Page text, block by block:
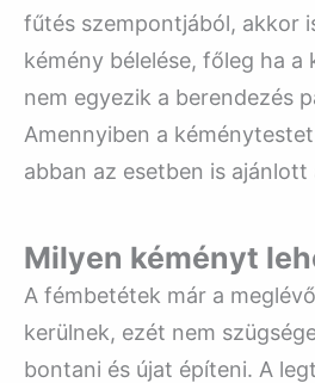
fűtés szempontjából, akkor
kémény bélelése, főleg ha a
nem egyezik a berendezés
Amennyiben a
abban az esetben is ajánlott
Milyen kéményt
A fémbetétek már a
kerülnek, ezét nem
bontani és újat építeni. A